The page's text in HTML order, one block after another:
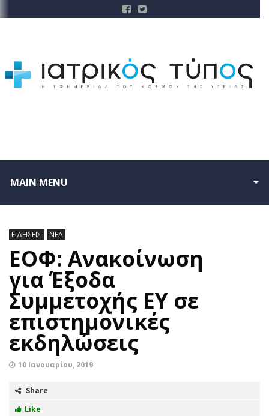
MAIN MENU
ΕΙΔΗΣΕΙΣ ΝΕΑ
ΕΟΦ: Ανακοίνωση
για Έξοδα
Συμμετοχής ΕΥ σε
επιστημονικές
εκδηλώσεις
10 Ιανουαρίου, 2019
Share
Like